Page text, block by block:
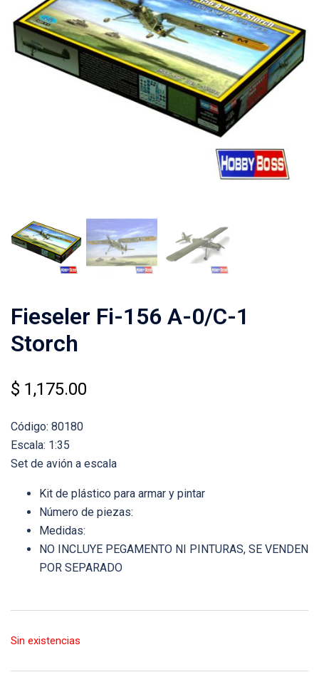
Fieseler Fi-156 A-0/C-1
Storch
$ 1,175.00
Código: 80180
Escala: 1:35
Set de avión a escala
Kit de plástico para armar y pintar
Número de piezas:
Medidas:
NO INCLUYE PEGAMENTO NI PINTURAS, SE VENDEN
POR SEPARADO
Sin existencias